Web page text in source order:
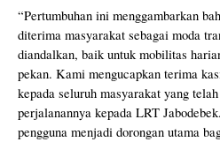
“Pertumbuhan ini menggambarkan
diterima masyarakat sebagai moda
diandalkan, baik untuk mobilitas
pekan. Kami mengucapkan terima
kepada seluruh masyarakat yang
perjalanannya kepada LRT
pengguna menjadi dorongan utama